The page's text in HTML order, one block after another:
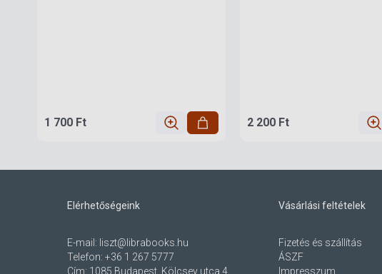
1 700 Ft 2 200 Ft
Elérhetőségeink
E-mail: liszt@librabooks.hu
Telefon: +36 1 267 5777
Cím: 1085 Budapest, Kölcsey utca 4.
Vásárlási feltételek
Fizetés és szállítás
ÁSZF
Impresszum